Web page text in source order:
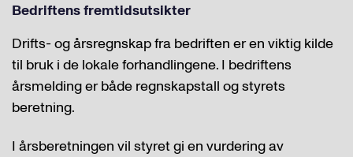
Bedriftens fremtidsutsikter
Drifts- og årsregnskap fra bedriften er en viktig kilde
til bruk i de lokale forhandlingene. I bedriftens
årsmelding er både regnskapstall og styrets
beretning.
I årsberetningen vil styret gi en vurdering av